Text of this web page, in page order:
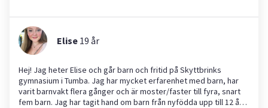
Elise 19 år
Hej! Jag heter Elise och går barn och fritid på Skyttbrinks
gymnasium i Tumba. Jag har mycket erfarenhet med barn, har
varit barnvakt flera gånger och är moster/faster till fyra, snart
fem barn. Jag har tagit hand om barn från nyfödda upp till 12 år